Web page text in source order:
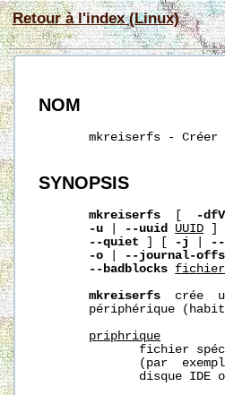
Retour à l'index (Linux)
NOM
mkreiserfs - Créer
SYNOPSIS
mkreiserfs
  [
-dfV
-u
--uuid UUID ]
--quiet ] [ -j
-o
--journal-
--badblocks fichier
mkreiserfs
crée
périphérique
priphrique
fichier
(par
disque IDE